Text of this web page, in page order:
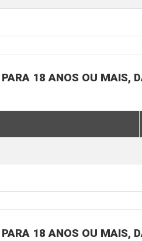
18 ANOS OU MAIS,
18 ANOS OU MAIS,